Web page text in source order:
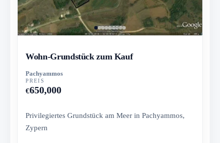
Wohn-Grundstück zum Kauf
Pachyammos
PREIS
€650,000
Privilegiertes Grundstück am Meer in Pachyammos,
Zypern